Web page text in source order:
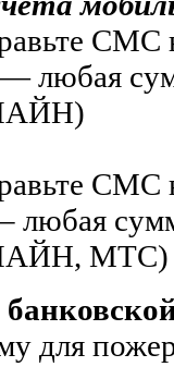
СМС
любая
СМС
любая
МТС)
для